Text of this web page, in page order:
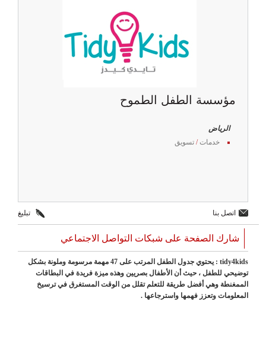
مؤسسة الطفل الطموح
الرياض
خدمات/ تسويق
اتصل بنا تبليغ
شارك الصفحة على شبكات التواصل الاجتماعي
tidy4kids : يحتوي جدول الطفل المرتب على 47 مهمة مرسومة وملونة بشكل
توضيحي للطفل ، حيث أن الأطفال بصريين وهذه ميزة فريدة في البطاقات
الممغنطة وهي أفضل طريقة للتعلم تقلل من الوقت المستغرق في ترسيخ
المعلومات وتعزز فهمها واسترجاعها .